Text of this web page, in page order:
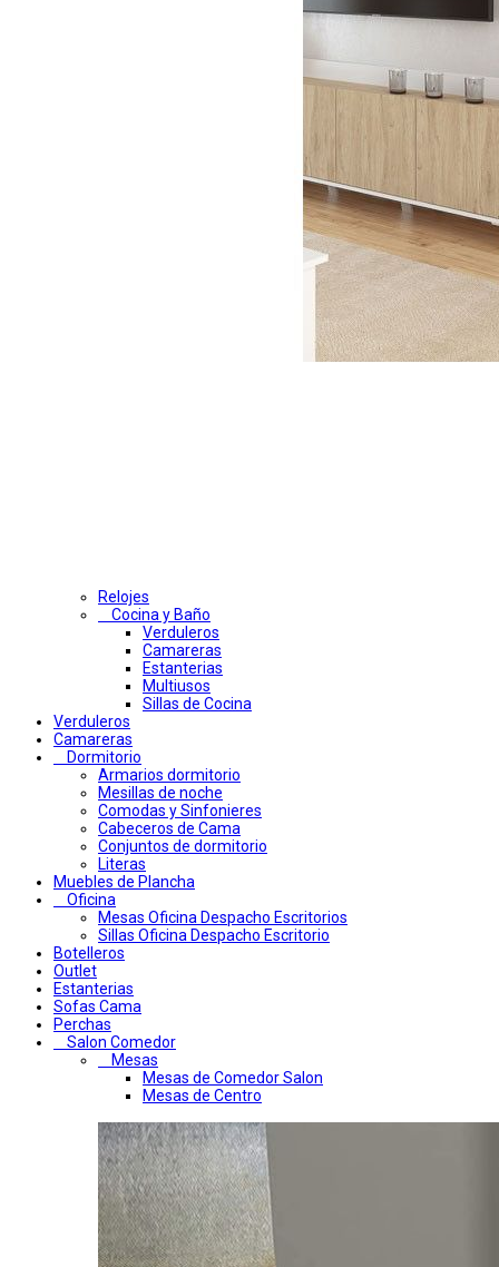
Relojes
Cocina y Baño
Verduleros
Camareras
Estanterias
Multiusos
Sillas de Cocina
Verduleros
Camareras
Dormitorio
Armarios dormitorio
Mesillas de noche
Comodas y Sinfonieres
Cabeceros de Cama
Conjuntos de dormitorio
Literas
Muebles de Plancha
Oficina
Mesas Oficina Despacho Escritorios
Sillas Oficina Despacho Escritorio
Botelleros
Outlet
Estanterias
Sofas Cama
Perchas
Salon Comedor
Mesas
Mesas de Comedor Salon
Mesas de Centro